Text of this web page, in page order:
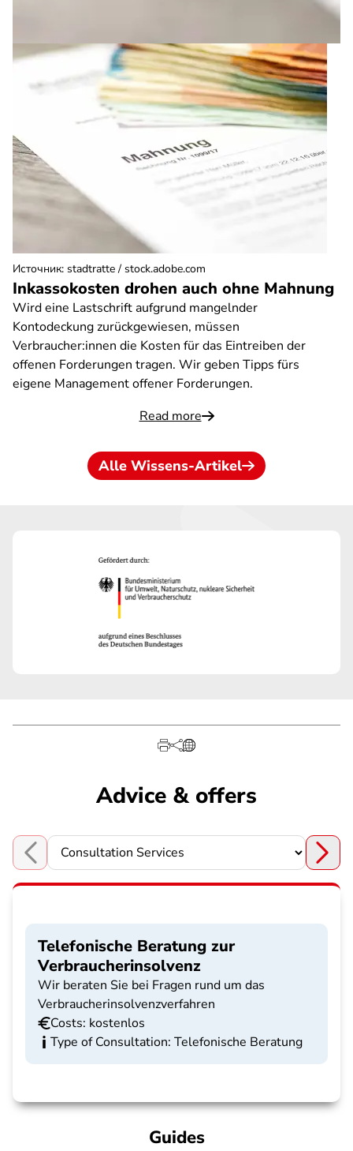
Inkassokosten drohen auch ohne Mahnung
Wird eine Lastschrift aufgrund mangelnder
Kontodeckung zurückgewiesen, müssen
Verbraucher:innen die Kosten für das Eintreiben der
offenen Forderungen tragen. Wir geben Tipps fürs
eigene Management offener Forderungen.
Read more
Источник: stadtratte / stock.adobe.com
Alle Wissens-Artikel
Advice & offers
Choose a section
Telefonische Beratung zur
Verbraucherinsolvenz
Wir beraten Sie bei Fragen rund um das
Verbraucherinsolvenzverfahren
Costs: kostenlos
Type of Consultation: Telefonische Beratung
Guides